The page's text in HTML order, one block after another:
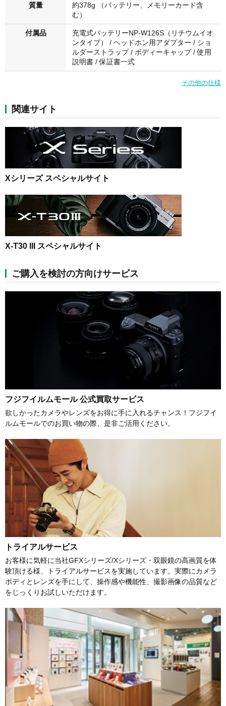
質量
約378g （バッテリー、メモリーカード含
む）
付属品
充電式バッテリーNP-W126S（リチウムイオ
ンタイプ） / ヘッドホン用アダプター / ショ
ルダーストラップ / ボディーキャップ / 使用
説明書 / 保証書一式
その他の仕様
関連サイト
Xシリーズ スペシャルサイト
X-T30 III スペシャルサイト
ご購入を検討の方向けサービス
フジフイルムモール 公式買取サービス
欲しかったカメラやレンズをお得に手に入れるチャンス！フジフイ
ルムモールでのお買い物の際、是非ご活用ください。
トライアルサービス
お客様に気軽に当社GFXシリーズ/Xシリーズ・双眼鏡の高画質を体
験頂ける様、トライアルサービスを実施しています。実際にカメラ
ボディとレンズを手にして、操作感や機能性、撮影画像の品質など
をじっくりお試しいただけます。